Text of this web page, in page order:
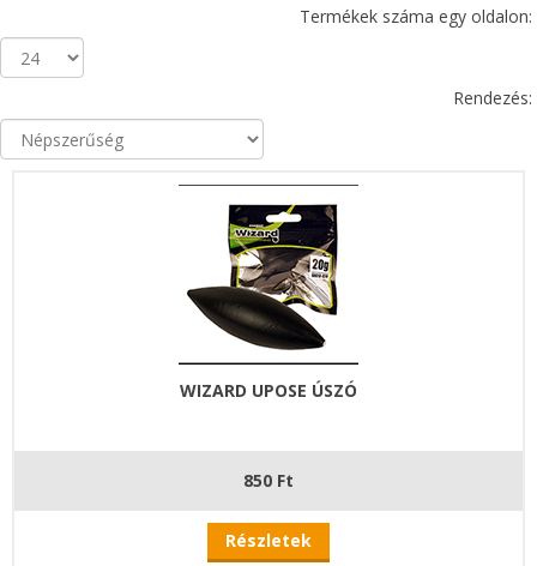
Termékek száma egy oldalon:
Rendezés:
WIZARD UPOSE ÚSZÓ
850 Ft
Részletek